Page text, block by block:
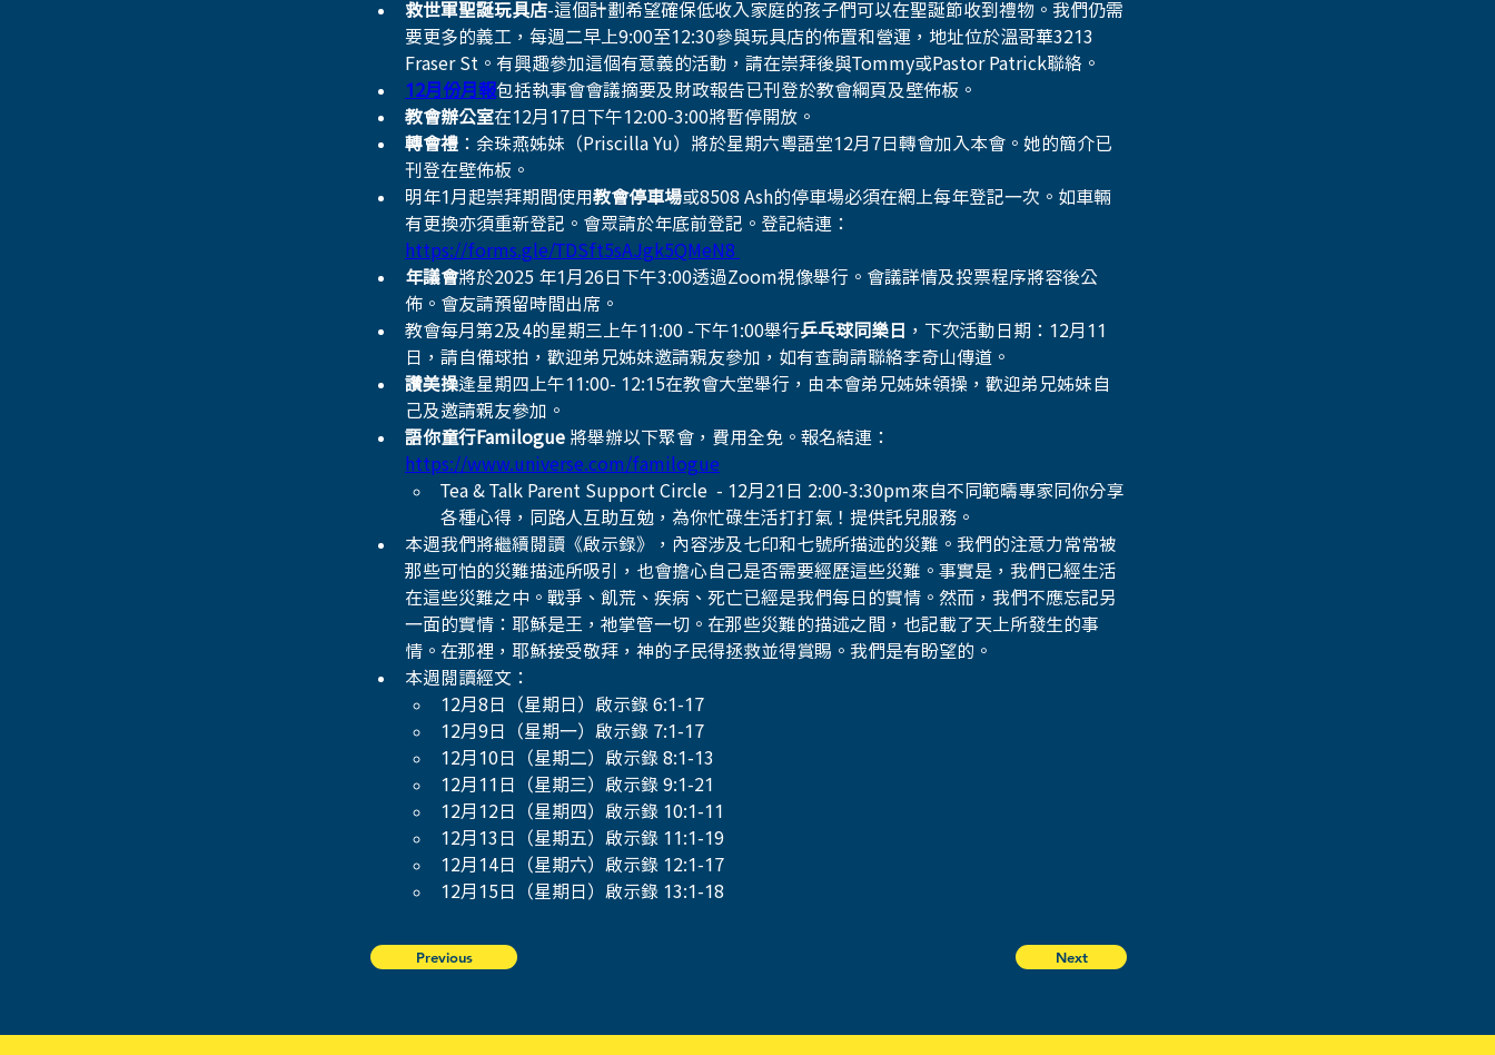
救世軍聖誕玩具店-這個計劃希望確保低收入家庭的孩子們可以在聖誕節收到禮物。我們仍需
要更多的義工，每週二早上9:00至12:30參與玩具店的佈置和營運，地址位於溫哥華3213
Fraser St。有興趣參加這個有意義的活動，請在崇拜後與Tommy或Pastor Patrick聯絡。
12月份月報包括執事會會議摘要及財政報告已刊登於教會綱頁及壁佈板。
教會辦公室在12月17日下午12:00-3:00將暫停開放。
轉會禮 ：余珠燕姊妹（Priscilla Yu）將於星期六粵語堂12月7日轉會加入本會。她的簡介已
刊登在壁佈板。
明年1月起崇拜期間使用教會停車場或8508 Ash的停車場必須在網上每年登記一次。如車輛
有更換亦須重新登記。會眾請於年底前登記。登記結連：
https://forms.gle/TDSft5sAJgk5QMeN8
年議會將於2025 年1月26日下午3:00透過Zoom視像舉行。會議詳情及投票程序將容後公
佈。會友請預留時間出席。
教會每月第2及4的星期三上午11:00 -下午1:00舉行乒乓球同樂日
，下次活動日期：12月11
日，請自備球拍，歡迎弟兄姊妹邀請親友參加，如有查詢請聯絡李奇山傳道。
讚美操逢星期四上午11:00- 12:15在教會大堂舉行，由本會弟兄姊妹領操，歡迎弟兄姊妹自
己及邀請親友參加。
語你童行Familogue 將舉辦以下聚會，費用全免。報名結連：
https://www.universe.com/familogue
Tea & Talk Parent Support Circle  - 12月21日 2:00-3:30pm來自不同範疇專家同你分享
各種心得，同路人互助互勉，為你忙碌生活打打氣！提供託兒服務。
本週我們將繼續閱讀《啟示錄》，內容涉及七印和七號所描述的災難。我們的注意力常常被
那些可怕的災難描述所吸引，也會擔心自己是否需要經歷這些災難。事實是，我們已經生活
在這些災難之中。戰爭、飢荒、疾病、死亡已經是我們每日的實情。然而，我們不應忘記另
一面的實情：耶穌是王，祂掌管一切。在那些災難的描述之間，也記載了天上所發生的事
情。在那裡，耶穌接受敬拜，神的子民得拯救並得賞賜。我們是有盼望的。
本週閱讀經文：
12月8日（星期日）啟示錄 6:1-17
12月9日（星期一）啟示錄 7:1-17
12月10日（星期二）啟示錄 8:1-13
12月11日（星期三）啟示錄 9:1-21
12月12日（星期四）啟示錄 10:1-11
12月13日（星期五）啟示錄 11:1-19
12月14日（星期六）啟示錄 12:1-17
12月15日（星期日）啟示錄 13:1-18
Previous Next